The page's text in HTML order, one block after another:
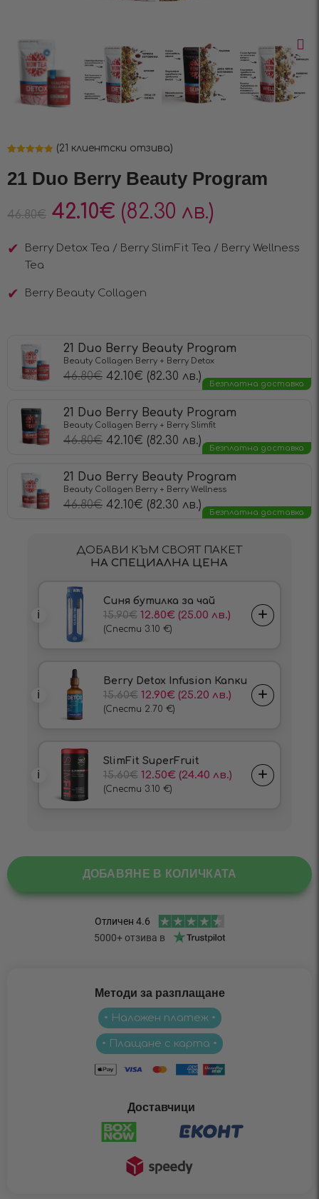
базирано на
потребителски
(21 клиентски отзива)
21 Duo Berry Beauty Program
46.80€ 42.10€ (82.30 лв.)
Berry Detox Tea / Berry SlimFit Tea / Berry Wellness
Tea
Berry Beauty Collagen
21 Duo Berry Beauty Program
Beauty Collagen Berry + Berry Detox
46.80€ 42.10€ (82.30 лв.)
Безплатна доставка
21 Duo Berry Beauty Program
Beauty Collagen Berry + Berry Slimfit
46.80€ 42.10€ (82.30 лв.)
Безплатна доставка
21 Duo Berry Beauty Program
Beauty Collagen Berry + Berry Wellness
46.80€ 42.10€ (82.30 лв.)
Безплатна доставка
ДОБАВЯНЕ В КОЛИЧКАТА
Методи за разплащане
• Наложен платеж •
• Плащане с карта •
Доставчици